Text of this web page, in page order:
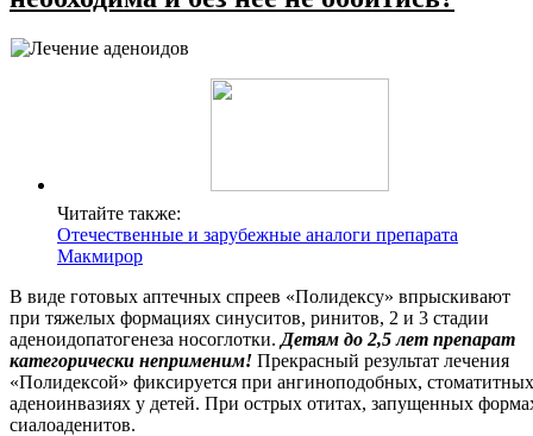
Читайте также:
Отечественные и зарубежные аналоги препарата
Макмирор
В виде готовых аптечных спреев «Полидексу» впрыскивают
при тяжелых формациях синуситов, ринитов, 2 и 3 стадии
аденоидопатогенеза носоглотки. Детям до 2,5 лет препарат
категорически неприменим! Прекрасный результат лечения
«Полидексой» фиксируется при ангиноподобных, стоматитных
аденоинвазиях у детей. При острых отитах, запущенных
сиалоаденитов.